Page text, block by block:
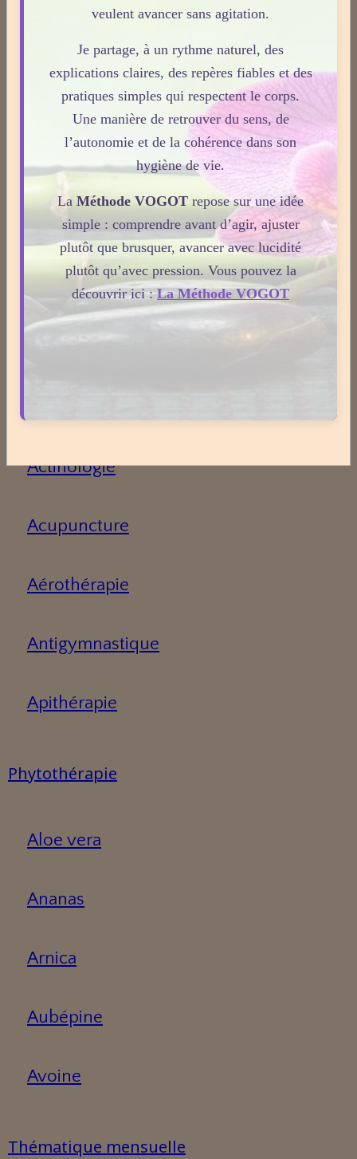
Acouphènes
Addiction
Allergies
Aphrodisiaque
Asthme
Actinologie
Acupuncture
Aérothérapie
Antigymnastique
Apithérapie
Phytothérapie
Aloe vera
Ananas
Arnica
Aubépine
Avoine
Thématique mensuelle
veulent avancer sans agitation.
Je partage, à un rythme naturel, des
explications claires, des repères fiables et des
pratiques simples qui respectent le corps.
Une manière de retrouver du sens, de
l’autonomie et de la cohérence dans son
hygiène de vie.
La Méthode VOGOT repose sur une idée
simple : comprendre avant d’agir, ajuster
plutôt que brusquer, avancer avec lucidité
plutôt qu’avec pression. Vous pouvez la
découvrir ici :La Méthode VOGOT